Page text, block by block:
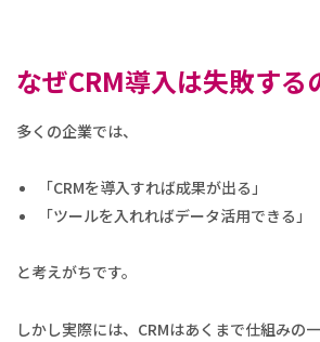
なぜCRM導入は失敗する
多くの企業では、
「CRMを導入すれば成果が出る」
「ツールを入れればデータ活用できる」
と考えがちです。
しかし実際には、CRMはあくまで仕組みの